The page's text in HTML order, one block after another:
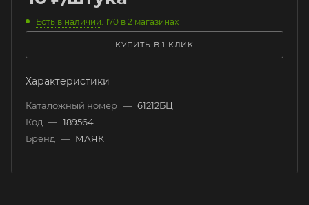
Есть в наличии: 170 в 2 магазинах
КУПИТЬ В 1 КЛИК
Характеристики
Каталожный номер — 61212БЦ
Код — 189564
Бренд — МАЯК